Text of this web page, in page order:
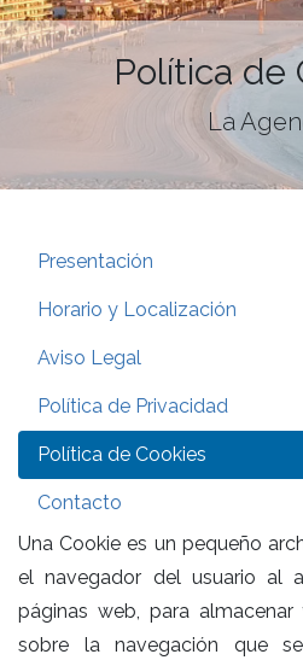
Política de
La
Presentación
Horario y Localización
Aviso Legal
Política de Privacidad
Política de Cookies
Contacto
Una Cookie es un pequeño
el navegador del usuario al
páginas web, para
sobre la navegación que